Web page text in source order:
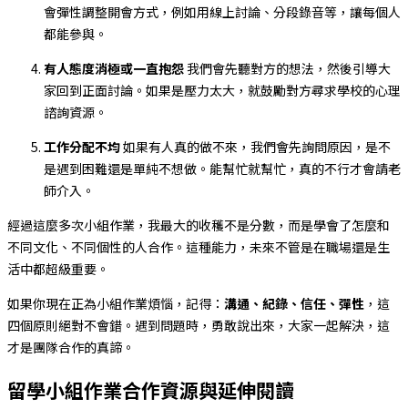
會彈性調整開會方式，例如用線上討論、分段錄音等，讓每個人
都能參與。
有人態度消極或一直抱怨我們會先聽對方的想法，然後引導大
家回到正面討論。如果是壓力太大，就鼓勵對方尋求學校的心理
諮詢資源。
工作分配不均如果有人真的做不來，我們會先詢問原因，是不
是遇到困難還是單純不想做。能幫忙就幫忙，真的不行才會請老
師介入。
經過這麼多次小組作業，我最大的收穫不是分數，而是學會了怎麼和
不同文化、不同個性的人合作。這種能力，未來不管是在職場還是生
活中都超級重要。
如果你現在正為小組作業煩惱，記得： 溝通、紀錄、信任、彈性 ，這
四個原則絕對不會錯。遇到問題時，勇敢說出來，大家一起解決，這
才是團隊合作的真諦。
留學小組作業合作資源與延伸閱讀